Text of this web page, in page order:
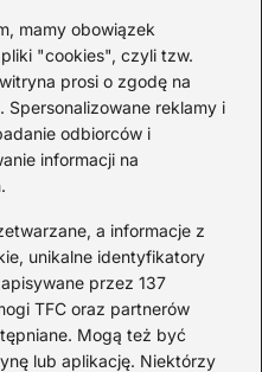
mamy obowiązek
"cookies", czyli tzw.
prosi o zgodę na
reklamy i
odbiorców i
informacji na
a informacje z
unikalne identyfikatory
przez 137
TFC oraz partnerów
Mogą też być
lub aplikację. Niektórzy
się mną”? IRA
o dwóch
nauczycieli,
wierzą, że muzyka to coś
i wspomnienia.
śpiewania?